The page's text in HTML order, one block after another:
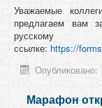
Уважаемые
предлагаем вам
ссылке: https://
Опубликовано:
Марафон